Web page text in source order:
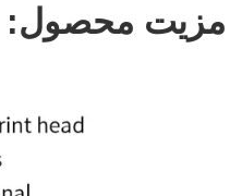
مزیت محصول: